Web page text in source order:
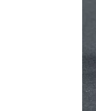
WRC